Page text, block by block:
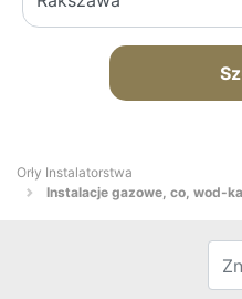
Orły Instalatorstwa
Instalacje gazowe, co, wod-